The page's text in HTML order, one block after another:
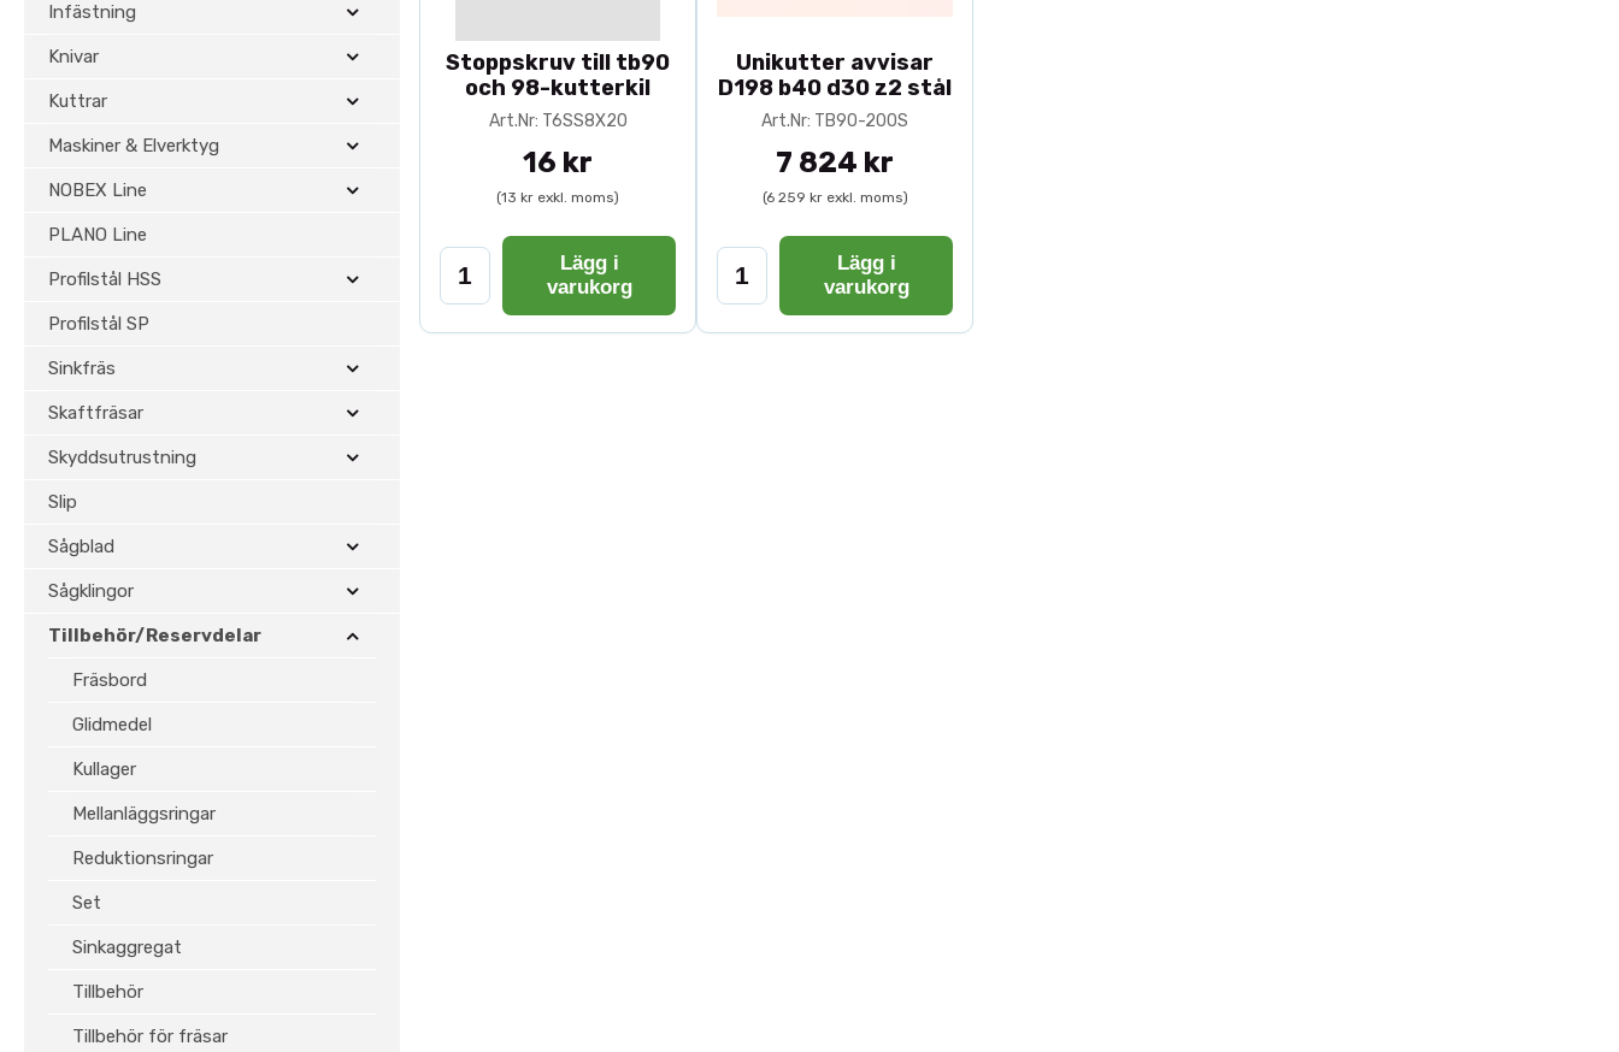
Professionellt resultat
För professionell träbearbetning
Universalkutter TB90 och dess tillbehör används inom listproduktion, möbeltillverkning, dörr- och fönsterproduktion
samt industriell träbearbetning där hög precision är avgörande.
Beställ dinatillbehör till Universalkutter TB90
online hos Toolbox och säkerställ maximal prestanda och flexibilitet i
Infästning
Knivar
Kuttrar
Maskiner & Elverktyg
NOBEX Line
PLANO Line
Profilstål HSS
Profilstål SP
Sinkfräs
Skaftfräsar
Skyddsutrustning
Slip
Sågblad
Sågklingor
Tillbehör/Reservdelar
Fräsbord
Glidmedel
Kullager
Mellanläggsringar
Reduktionsringar
Set
Sinkaggregat
Tillbehör
Tillbehör för fräsar
Stoppskruv till tb90
och 98-kutterkil
Art.Nr: T6SS8X20
16 kr
(13 kr exkl. moms)
Lägg i
varukorg
Unikutter avvisar
D198 b40 d30 z2 stål
Art.Nr: TB90-200S
7 824 kr
(6 259 kr exkl. moms)
Lägg i
varukorg